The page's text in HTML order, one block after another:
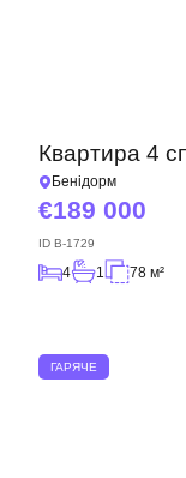
Квартира 4
Бенідорм
189 000
ID B-1729
4 1 78 м²
ГАРЯЧЕ